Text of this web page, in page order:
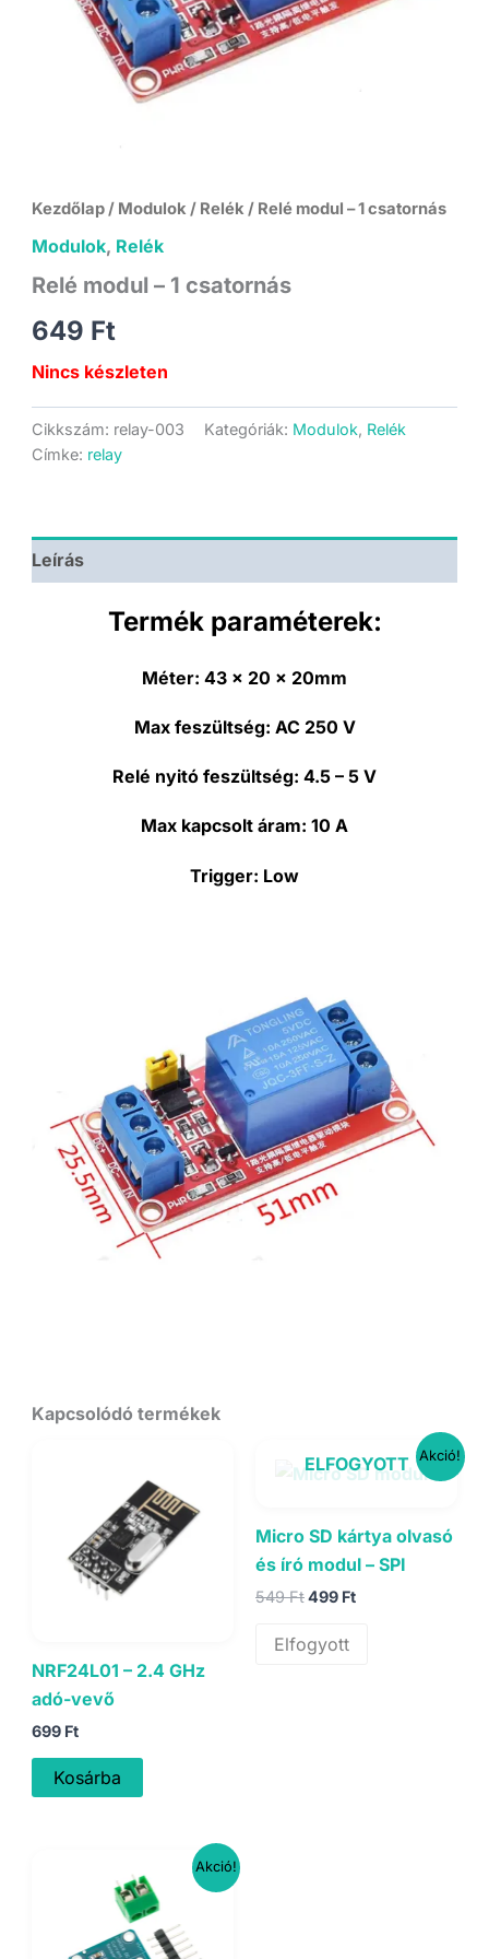
Kezdőlap/ Modulok / Relék / Relé modul – 1 csatornás
Modulok, Relék
Relé modul – 1 csatornás
649 Ft
Nincs készleten
Cikkszám: relay-003 Kategóriák: Modulok, Relék
Címke: relay
Leírás
Termék paraméterek:
Méter: 43 x 20 x 20mm
Max feszültség: AC 250 V
Relé nyitó feszültség: 4.5 – 5 V
Max kapcsolt áram: 10 A
Trigger: Low
Kapcsolódó termékek
NRF24L01 – 2.4 GHz
adó-vevő
699 Ft
Kosárba
Akció!
ELFOGYOTT
Micro SD kártya olvasó
és író modul – SPI
549FtOriginal
was:
549 Ft.
499 FtCurrent
Elfogyott
Akció!